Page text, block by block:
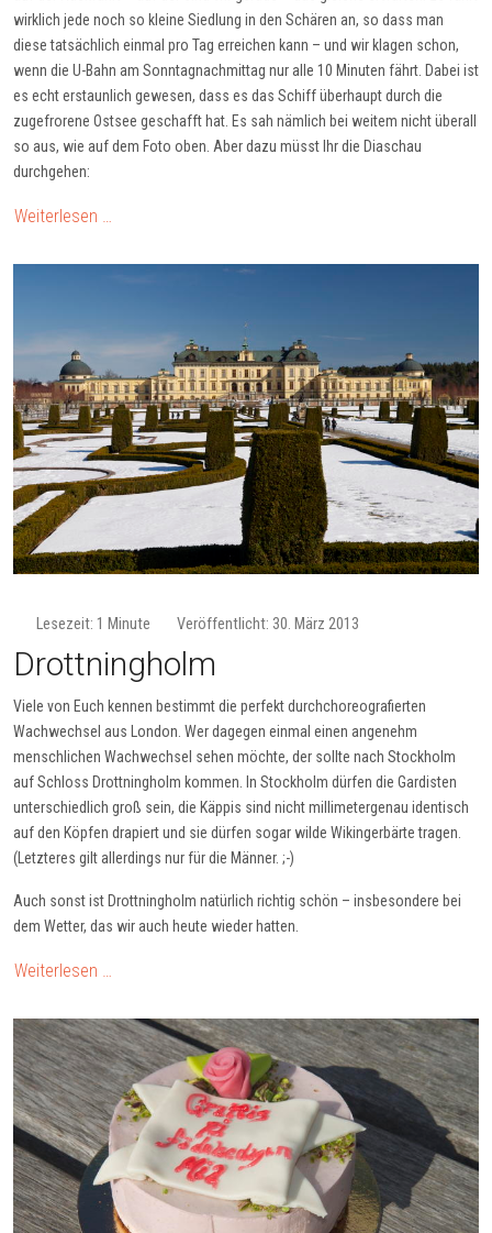
wirklich jede noch so kleine Siedlung in den Schären an, so dass man
diese tatsächlich einmal pro Tag erreichen kann – und wir klagen schon,
wenn die U-Bahn am Sonntagnachmittag nur alle 10 Minuten fährt. Dabei ist
es echt erstaunlich gewesen, dass es das Schiff überhaupt durch die
zugefrorene Ostsee geschafft hat. Es sah nämlich bei weitem nicht überall
so aus, wie auf dem Foto oben. Aber dazu müsst Ihr die Diaschau
durchgehen:
Weiterlesen …
Lesezeit: 1 Minute Veröffentlicht: 30. März 2013
Drottningholm
Viele von Euch kennen bestimmt die perfekt durchchoreografierten
Wachwechsel aus London. Wer dagegen einmal einen angenehm
menschlichen Wachwechsel sehen möchte, der sollte nach Stockholm
auf Schloss Drottningholm kommen. In Stockholm dürfen die Gardisten
unterschiedlich groß sein, die Käppis sind nicht millimetergenau identisch
auf den Köpfen drapiert und sie dürfen sogar wilde Wikingerbärte tragen.
(Letzteres gilt allerdings nur für die Männer. ;-)
Auch sonst ist Drottningholm natürlich richtig schön – insbesondere bei
dem Wetter, das wir auch heute wieder hatten.
Weiterlesen …